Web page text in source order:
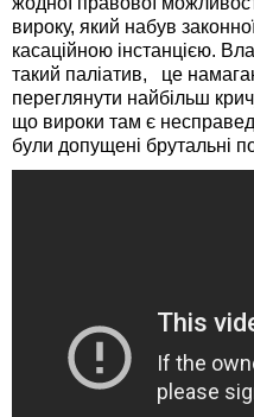
вироку, який набув
касаційною інстанцією.
такий паліатив, це
переглянути найбільш
що вироки там є
були допущені брутальні